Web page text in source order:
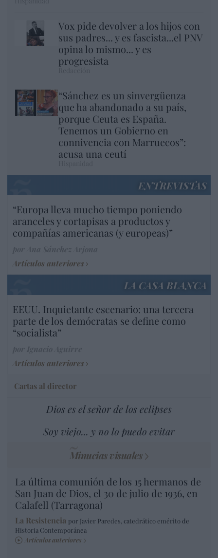
Vox pide devolver a los hijos con
sus padres... y es fascista...el PNV
opina lo mismo... y es
progresista
“Sánchez es un sinvergüenza
que ha abandonado a su país,
porque Ceuta es España.
Tenemos un Gobierno en
connivencia con Marruecos”:
acusa una ceutí
ENTREVISTAS
“Europa lleva mucho tiempo poniendo
aranceles y cortapisas a productos y
compañías americanas (y europeas)”
Artículos anteriores
LA CASA BLANCA
EEUU. Inquietante escenario: una tercera
parte de los demócratas se define como
“socialista”
Artículos anteriores
Cartas al director
Dios es el señor de los eclipses
Soy viejo... y no lo puedo evitar
Minucias visuales
La última comunión de los 15 hermanos de
San Juan de Dios, el 30 de julio de 1936, en
Calafell (Tarragona)
La Resistencia por Javier Paredes, catedrático emérito de
Historia Contemporánea
Artículos anteriores